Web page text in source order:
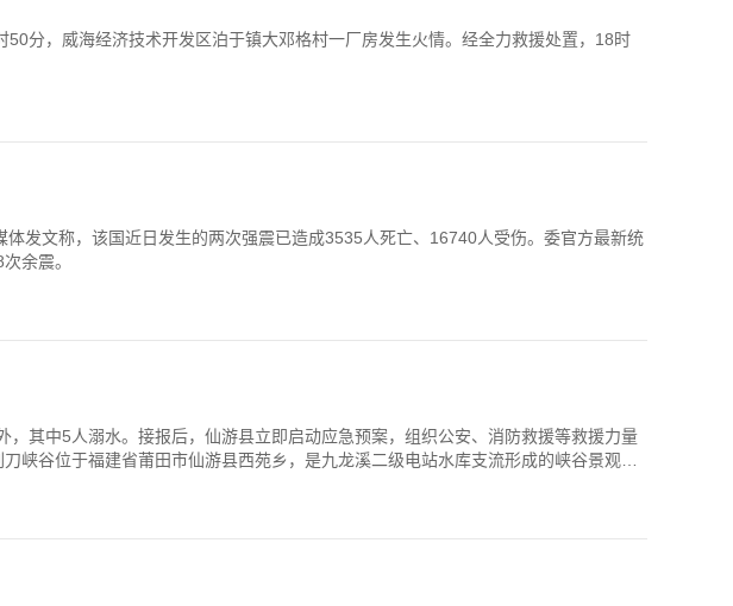
分，威海经济技术开发区泊于镇大邓格村一厂房发生火情。经全力救援处置，18时
发文称，该国近日发生的两次强震已造成3535人死亡、16740人受伤。委官方最新统
余震。
其中5人溺水。接报后，仙游县立即启动应急预案，组织公安、消防救援等救援力量
峡谷位于福建省莆田市仙游县西苑乡，是九龙溪二级电站水库支流形成的峡谷景观，